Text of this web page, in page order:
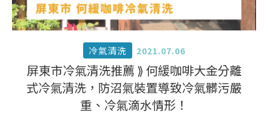
冷氣清洗 2021.07.06
屏東市冷氣清洗推薦 ⟫ 何緩咖啡大金分離
式冷氣清洗，防沼氣裝置導致冷氣髒污嚴
重、冷氣滴水情形！